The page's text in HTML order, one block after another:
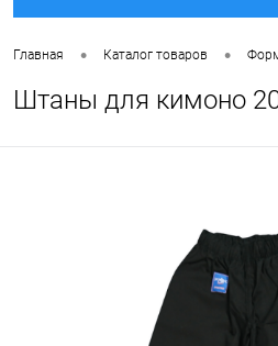
Главная • Каталог товаров •
Штаны для кимоно